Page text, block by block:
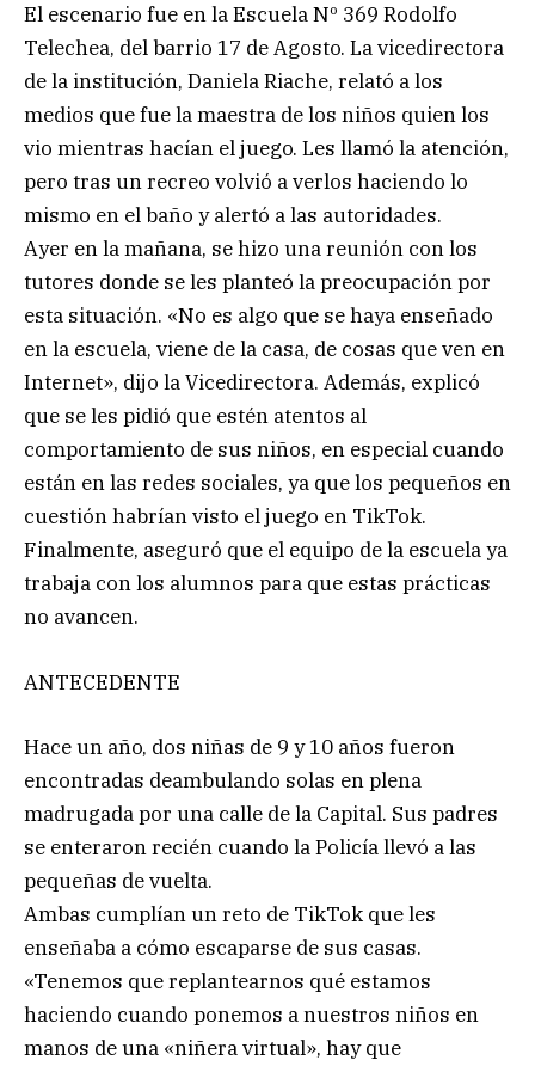
El escenario fue en la Escuela Nº 369 Rodolfo
Telechea, del barrio 17 de Agosto. La vicedirectora
de la institución, Daniela Riache, relató a los
medios que fue la maestra de los niños quien los
vio mientras hacían el juego. Les llamó la atención,
pero tras un recreo volvió a verlos haciendo lo
mismo en el baño y alertó a las autoridades.
Ayer en la mañana, se hizo una reunión con los
tutores donde se les planteó la preocupación por
esta situación. «No es algo que se haya enseñado
en la escuela, viene de la casa, de cosas que ven en
Internet», dijo la Vicedirectora. Además, explicó
que se les pidió que estén atentos al
comportamiento de sus niños, en especial cuando
están en las redes sociales, ya que los pequeños en
cuestión habrían visto el juego en TikTok.
Finalmente, aseguró que el equipo de la escuela ya
trabaja con los alumnos para que estas prácticas
no avancen.
ANTECEDENTE
Hace un año, dos niñas de 9 y 10 años fueron
encontradas deambulando solas en plena
madrugada por una calle de la Capital. Sus padres
se enteraron recién cuando la Policía llevó a las
pequeñas de vuelta.
Ambas cumplían un reto de TikTok que les
enseñaba a cómo escaparse de sus casas.
«Tenemos que replantearnos qué estamos
haciendo cuando ponemos a nuestros niños en
manos de una «niñera virtual», hay que